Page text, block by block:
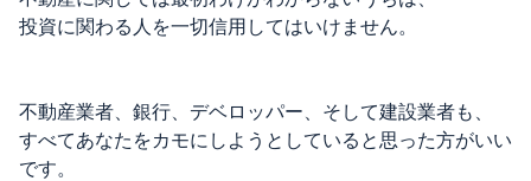
投資に関わる人を一切信用してはいけません。
不動産業者、銀行、デベロッパー、そして建設業者も、
すべてあなたをカモにしようとしていると思った方がいい
です。